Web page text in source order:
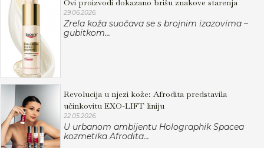
Ovi proizvodi dokazano brišu znakove starenja
29.06.2026.
Zrela koža suočava se s brojnim izazovima –
gubitkom...
Revolucija u njezi kože: Afrodita predstavila
učinkovitu EXO-LIFT liniju
22.05.2026.
U urbanom ambijentu Holographik Spacea
kozmetika Afrodita...